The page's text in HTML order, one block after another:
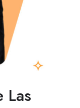
Las